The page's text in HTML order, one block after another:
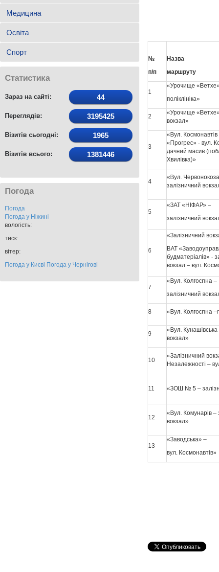
Медицина
Освіта
Спорт
Статистика
Зараз на сайті: 44
Переглядів: 3195425
Візитів сьогодні: 1965
Візитів всього: 1381446
Погода
Погода
Погода у Ніжині
вологість:
тиск:
вітер:
Погода у Києві Погода у Чернігові
№
п/п
Назва
маршруту
1
«Урочище
поліклініка»
2
«Урочище
вокзал»
3
«Вул.
«Прогрес» - вул.
дачний масив
Хвилівка)»
4
«Вул.
залізничний
5
«ЗАТ «НІФАР» –
залізничний
6
«Залізничний
ВАТ
будматеріалів» -
вокзал – вул.
7
«Вул. Колгоспна –
залізничний
8 «Вул. Колгоспна
9
«Вул.
вокзал»
10
«Залізничний
Незалежності –
11 «ЗОШ № 5 –
12
«Вул. Комунарів –
вокзал»
13
«Заводська» –
вул. Космонавтів»